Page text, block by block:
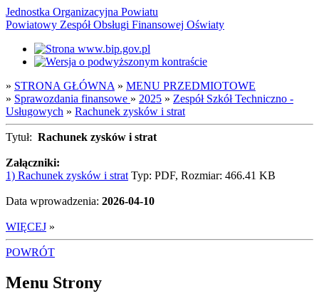
Jednostka Organizacyjna Powiatu
Powiatowy Zespół Obsługi Finansowej Oświaty
» STRONA GŁÓWNA » MENU PRZEDMIOTOWE
» Sprawozdania finansowe » 2025 » Zespół Szkół Techniczno -
Usługowych » Rachunek zysków i strat
Tytuł: Rachunek zysków i strat
Załączniki:
1) Rachunek zysków i strat Typ: PDF, Rozmiar: 466.41 KB
Data wprowadzenia: 2026-04-10
WIĘCEJ »
POWRÓT
Menu Strony